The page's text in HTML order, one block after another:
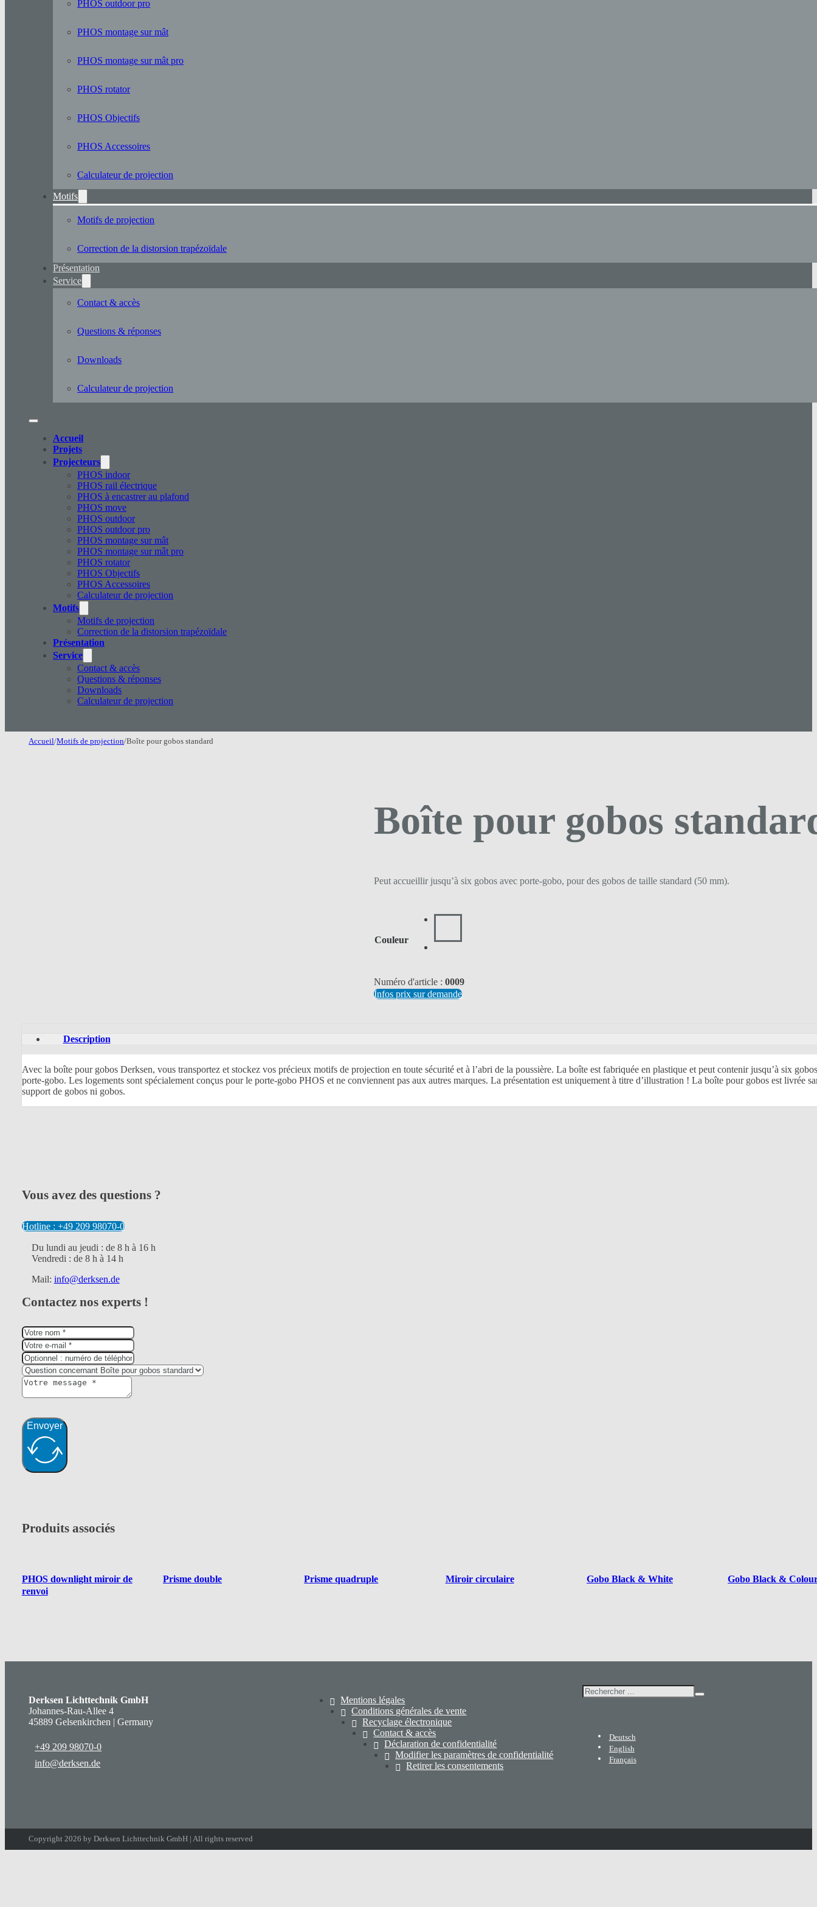
PHOS outdoor pro
PHOS montage sur mât
PHOS montage sur mât pro
PHOS rotator
PHOS Objectifs
PHOS Accessoires
Calculateur de projection
Motifs
Motifs de projection
Correction de la distorsion trapézoïdale
Présentation
Service
Contact & accès
Questions & réponses
Downloads
Calculateur de projection
Accueil
Projets
Projecteurs
PHOS indoor
PHOS rail électrique
PHOS à encastrer au plafond
PHOS move
PHOS outdoor
PHOS outdoor pro
PHOS montage sur mât
PHOS montage sur mât pro
PHOS rotator
PHOS Objectifs
PHOS Accessoires
Calculateur de projection
Motifs
Motifs de projection
Correction de la distorsion trapézoïdale
Présentation
Service
Contact & accès
Questions & réponses
Downloads
Calculateur de projection
Accueil/Motifs de projection/Boîte pour gobos standard
Boîte pour gobos
Peut accueillir jusqu’à six gobos avec porte-gobo, pour des gobos de taille standard (50 mm).
Couleur
Numéro d'article :0009
Infos prix sur demande
Description
Avec la boîte pour gobos Derksen, vous transportez et stockez vos précieux motifs de projection en toute sécurité et à l’abri de la poussière. La boîte est fabriquée en plastique et peut contenir jusqu’à six
porte-gobo. Les logements sont spécialement conçus pour le porte-gobo PHOS et ne conviennent pas aux autres marques. La présentation est uniquement à titre d’illustration ! La boîte pour gobos est livrée
support de gobos ni gobos.
Vous avez des questions ?
Hotline : +49 209 98070-0
Du lundi au jeudi : de 8 h à 16 h
Vendredi : de 8 h à 14 h
Mail: info@derksen.de
Contactez nos experts !
Envoyer
Produits associés
PHOS downlight miroir de
renvoi
Prisme double Prisme quadruple Miroir circulaire Gobo Black & White Gobo Black &
Derksen Lichttechnik GmbH
Johannes-Rau-Allee 4
45889 Gelsenkirchen | Germany
+49 209 98070-0
info@derksen.de
Mentions légales
Conditions générales de vente
Recyclage électronique
Contact & accès
Déclaration de confidentialité
Modifier les paramètres de confidentialité
Retirer les consentements
Rechercher
Deutsch
English
Français
Copyright 2026 by Derksen Lichttechnik GmbH | All rights reserved